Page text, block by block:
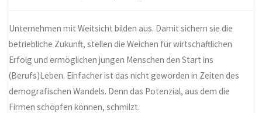
Unternehmen mit Weitsicht bilden aus. Damit sichern sie die
betriebliche Zukunft, stellen die Weichen für wirtschaftlichen
Erfolg und ermöglichen jungen Menschen den Start ins
(Berufs)Leben. Einfacher ist das nicht geworden in Zeiten des
demografischen Wandels. Denn das Potenzial, aus dem die
Firmen schöpfen können, schmilzt.